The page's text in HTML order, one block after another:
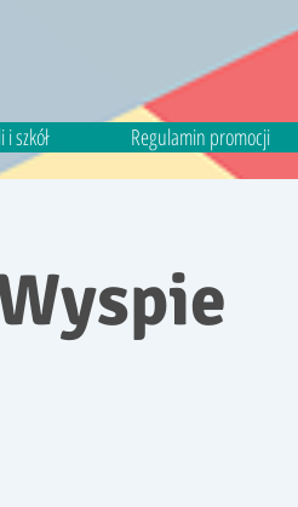
szkół Regulamin promocji